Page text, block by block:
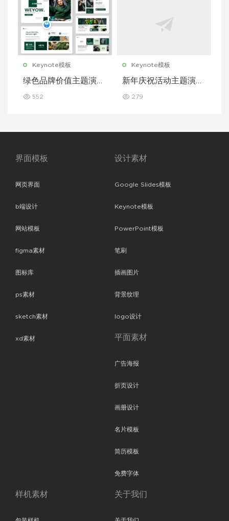
Keynote模板
绿色品牌价值主题演讲
552
Keynote模板
新年庆祝活动主题演讲
279
界面模板
网页界面
b端设计
网站模板
figma素材
图标库
ps素材
sketch素材
xd素材
设计素材
Google Slides模板
Keynote模板
PowerPoint模板
笔刷
插画图片
背景纹理
logo设计
平面素材
广告海报
折页设计
画册设计
名片模板
简历模板
免费字体
样机素材 关于我们